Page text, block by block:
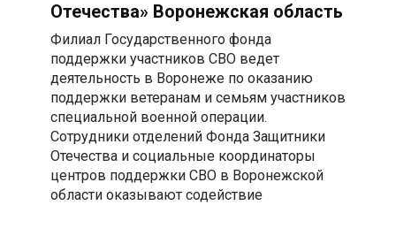
Отечества» Воронежская область
Филиал Государственного фонда
поддержки участников СВО ведет
деятельность в Воронеже по оказанию
поддержки ветеранам и семьям участников
специальной военной операции.
Сотрудники отделений Фонда Защитники
Отечества и социальные координаторы
центров поддержки СВО в Воронежской
области оказывают содействие